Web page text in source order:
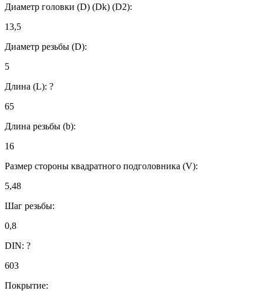
Диаметр головки (D) (Dk) (D2):
13,5
Диаметр резьбы (D):
5
Длина (L): ?
65
Длина резьбы (b):
16
Размер стороны квадратного подголовника (V):
5,48
Шаг резьбы:
0,8
DIN: ?
603
Покрытие: